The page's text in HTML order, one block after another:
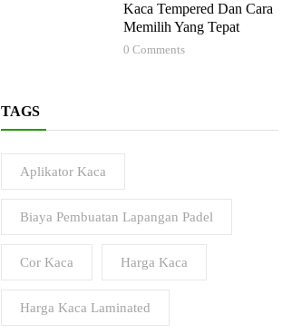
Kaca Tempered Dan Cara
Memilih Yang Tepat
0 Comments
TAGS
Aplikator Kaca
Biaya Pembuatan Lapangan Padel
Cor Kaca Harga Kaca
Harga Kaca Laminated